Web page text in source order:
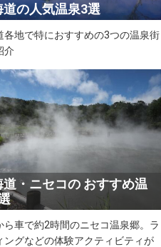
道の人気温泉3選
各地で特におすすめの3つの温泉街
介
道・ニセコの おすすめ温
ら車で約2時間のニセコ温泉郷。ラ
ングなどの体験アクティビティが